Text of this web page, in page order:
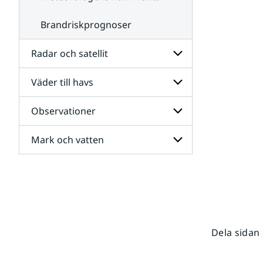
Brandriskprognoser
Radar och satellit
Undersidor
för
Radar
och
satellit
Väder till havs
Undersidor
för
Väder
till
havs
Observationer
Undersidor
för
Mark och vatten
Dela sidan